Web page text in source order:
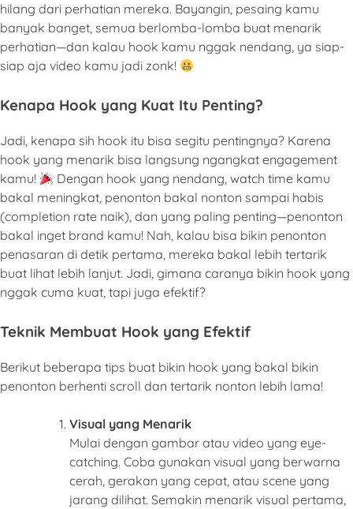
hilang dari perhatian mereka. Bayangin, pesaing kamu
banyak banget, semua berlomba-lomba buat menarik
perhatian—dan kalau hook kamu nggak nendang, ya siap-
siap aja video kamu jadi zonk!
Kenapa Hook yang Kuat Itu Penting?
Jadi, kenapa sih hook itu bisa segitu pentingnya? Karena
hook yang menarik bisa langsung ngangkat engagement
kamu!
Dengan hook yang nendang, watch time kamu
bakal meningkat, penonton bakal nonton sampai habis
(completion rate naik), dan yang paling penting—penonton
bakal inget brand kamu! Nah, kalau bisa bikin penonton
penasaran di detik pertama, mereka bakal lebih tertarik
buat lihat lebih lanjut. Jadi, gimana caranya bikin hook yang
nggak cuma kuat, tapi juga efektif?
Teknik Membuat Hook yang Efektif
Berikut beberapa tips buat bikin hook yang bakal bikin
penonton berhenti scroll dan tertarik nonton lebih lama!
Visual yang Menarik
Mulai dengan gambar atau video yang eye-
catching. Coba gunakan visual yang berwarna
cerah, gerakan yang cepat, atau scene yang
jarang dilihat. Semakin menarik visual pertama,